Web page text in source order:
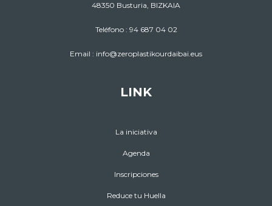
48350 Busturia, BIZKAIA
Teléfono : 94 687 04 02
Email : info@zeroplastikourdaibai.eus
LINK
La iniciativa
Agenda
Inscripciones
Reduce tu Huella